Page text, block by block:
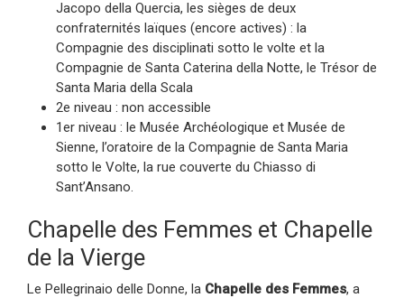
Jacopo della Quercia, les sièges de deux
confraternités laïques (encore actives) : la
Compagnie des disciplinati sotto le volte et la
Compagnie de Santa Caterina della Notte, le Trésor de
Santa Maria della Scala
2e niveau : non accessible
1er niveau : le Musée Archéologique et Musée de
Sienne, l’oratoire de la Compagnie de Santa Maria
sotto le Volte, la rue couverte du Chiasso di
Sant’Ansano.
Chapelle des Femmes et Chapelle
de la Vierge
Le Pellegrinaio delle Donne, la Chapelle des Femmes, a